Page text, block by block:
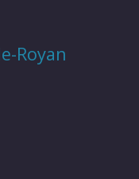
Royan